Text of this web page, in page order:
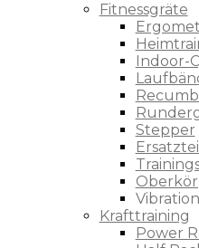
Fitnessgräte
Indoor-
Stepper
Krafttraining
Power